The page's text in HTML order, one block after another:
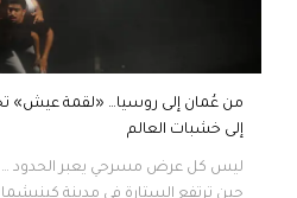
من عُمان إلى روسيا… «لقمة عيش»
إلى خشبات العالم
ليس كل عرض مسرحي يعبر الحدود …
حين ترتفع الستارة في مدينة